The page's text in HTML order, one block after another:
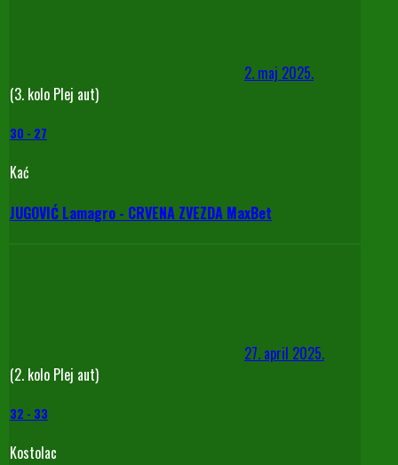
2. maj 2025.
(3. kolo Plej aut)
30 - 27
Kać
JUGOVIĆ Lamagro - CRVENA ZVEZDA MaxBet
27. april 2025.
(2. kolo Plej aut)
32 - 33
Kostolac